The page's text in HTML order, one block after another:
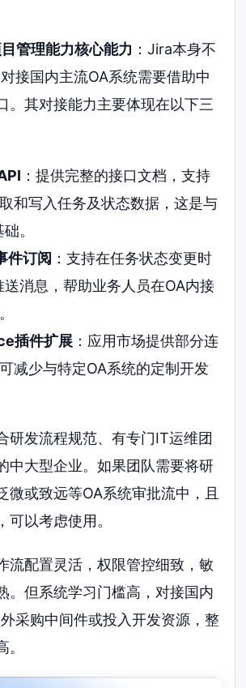
管理能力核心能力 ：Jira本身不
接国内主流OA系统需要借助中
。其对接能力主要体现在以下三
：提供完整的接口文档，支持
和写入任务及状态数据，这是与
。
件订阅 ：支持在任务状态变更时
送消息，帮助业务人员在OA内接
插件扩展：应用市场提供部分连
减少与特定OA系统的定制开发
研发流程规范、有专门IT运维团
中大型企业。如果团队需要将研
微或致远等OA系统审批流中，且
可以考虑使用。
流配置灵活，权限管控细致，敏
。但系统学习门槛高，对接国内
采购中间件或投入开发资源，整